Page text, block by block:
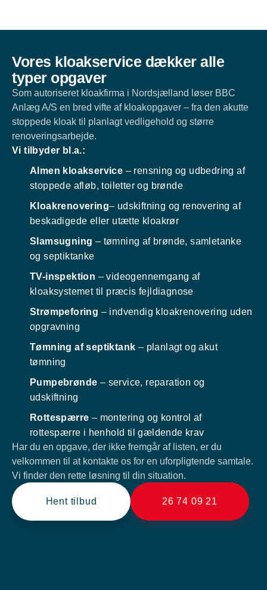
Vores kloakservice dækker alle
typer opgaver
Som autoriseret kloakfirma i Nordsjælland løser BBC
Anlæg A/S en bred vifte af kloakopgaver – fra den akutte
stoppede kloak til planlagt vedligehold og større
renoveringsarbejde.
Vi tilbyder bl.a.:
Almen kloakservice – rensning og udbedring af
stoppede afløb, toiletter og brønde
Kloakrenovering– udskiftning og renovering af
beskadigede eller utætte kloakrør
Slamsugning – tømning af brønde, samletanke
og septiktanke
TV-inspektion – videogennemgang af
kloaksystemet til præcis fejldiagnose
Strømpeforing – indvendig kloakrenovering uden
opgravning
Tømning af septiktank – planlagt og akut
tømning
Pumpebrønde – service, reparation og
udskiftning
Rottespærre – montering og kontrol af
rottespærre i henhold til gældende krav
Har du en opgave, der ikke fremgår af listen, er du
velkommen til at kontakte os for en uforpligtende samtale.
Vi finder den rette løsning til din situation.
Hent tilbud 26 74 09 21